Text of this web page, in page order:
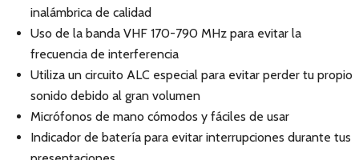
inalámbrica de calidad
Uso de la banda VHF 170-790 MHz para evitar la
frecuencia de interferencia
Utiliza un circuito ALC especial para evitar perder tu propio
sonido debido al gran volumen
Micrófonos de mano cómodos y fáciles de usar
Indicador de batería para evitar interrupciones durante tus